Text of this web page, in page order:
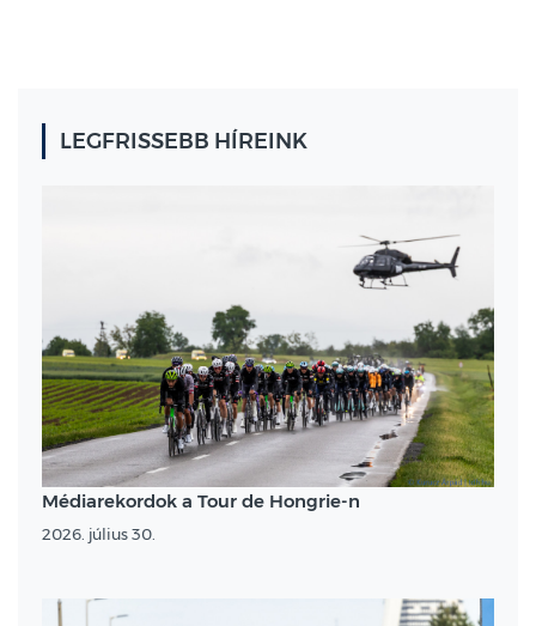
LEGFRISSEBB HÍREINK
Médiarekordok a Tour de Hongrie-n
2026. július 30.